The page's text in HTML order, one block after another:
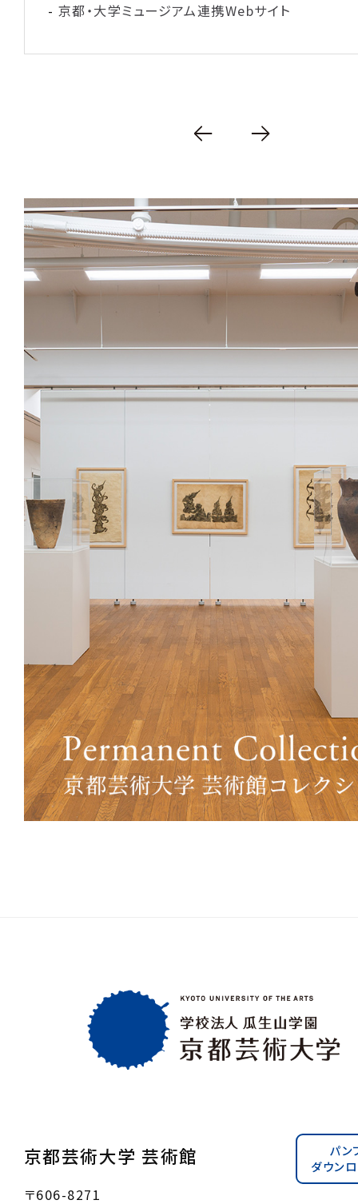
京都・大学ミュージアム連携Webサイト
京都芸術大学 芸術館
パン
ダウン
〒606-8271